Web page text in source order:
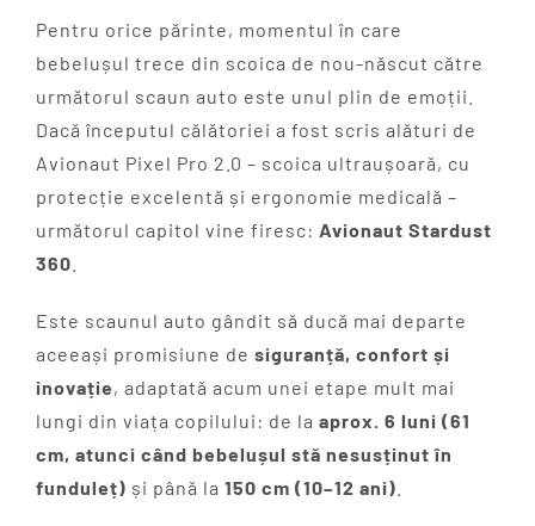
Pentru orice părinte, momentul în care
bebelușul trece din scoica de nou-născut către
următorul scaun auto este unul plin de emoții.
Dacă începutul călătoriei a fost scris alături de
Avionaut Pixel Pro 2.0 – scoica ultraușoară, cu
protecție excelentă și ergonomie medicală –
următorul capitol vine firesc: Avionaut Stardust
360
Este scaunul auto gândit să ducă mai departe
aceeași promisiune de siguranță, confort și
inovație, adaptată acum unei etape mult mai
lungi din viața copilului: de la aprox. 6 luni (61
cm, atunci când bebelușul stă nesusținut în
funduleț) și până la 150 cm (10–12 ani)